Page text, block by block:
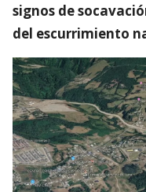
signos de
del escurrimiento